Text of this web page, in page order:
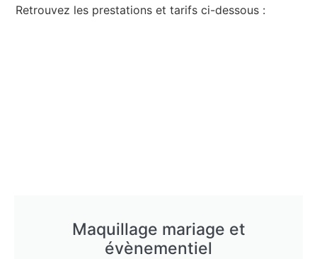
Retrouvez les prestations et tarifs ci-dessous :
Maquillage mariage et
évènementiel